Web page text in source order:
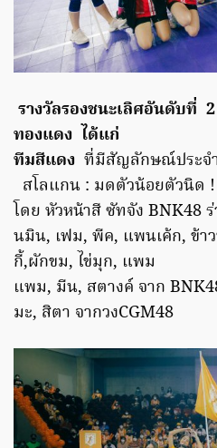
รางวัลรองชนะเลิศอันดับที่
ทองแดง ได้แก่
ทีมสีแดง ที่มีสัญลักษณ์ประจ
สโลแกน : มดตัวน้อยตัวนิด
โดย หัวหน้าสี ซัทจัง BNK48
นมิน, เฟม, พีค, แพนเค้ก, ข้า
กี้,ผักขม, ไข่มุก, แพม
แพม, มีน, สตางค์ จาก
มะ, สิตา จากวงCGM48